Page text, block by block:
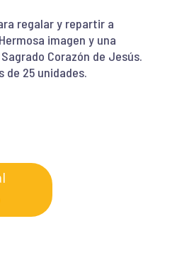
regalar y repartir a
imagen y una
Corazón de Jesús.
de 25 unidades.